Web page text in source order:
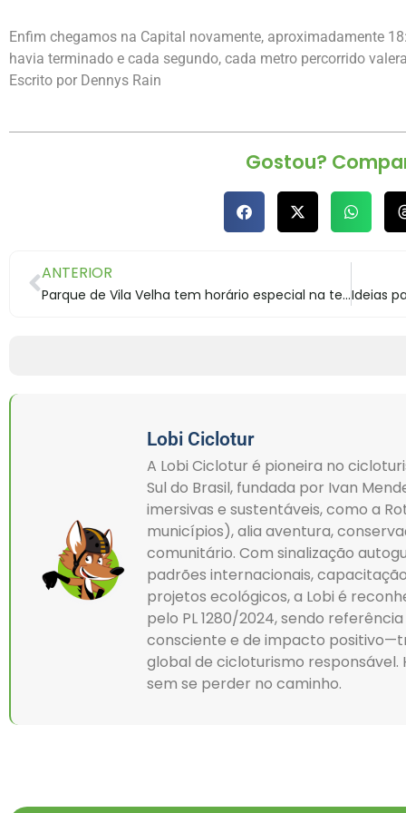
Enfim chegamos na Capital novamente, aproximadamente
havia terminado e cada segundo, cada metro percorrido
Escrito por Dennys Rain
Gostou?
ANTERIOR
Parque de Vila Velha tem horário especial na temporada de verão
Lobi Ciclotur
A Lobi Ciclotur é pioneira no
Sul do Brasil, fundada por Ivan
imersivas e sustentáveis, como a
municípios), alia aventura,
comunitário. Com sinalização
padrões internacionais,
projetos ecológicos, a Lobi é
pelo PL 1280/2024, sendo
consciente e de impacto
global de cicloturismo responsável.
sem se perder no caminho.